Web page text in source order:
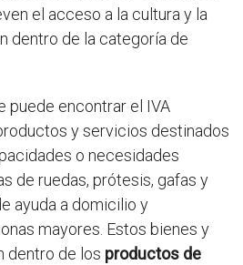
el acceso a la cultura y la
dentro de la categoría de
puede encontrar el IVA
y servicios destinados
o necesidades
de ruedas, prótesis, gafas y
ayuda a domicilio y
mayores. Estos bienes y
dentro de los productos de